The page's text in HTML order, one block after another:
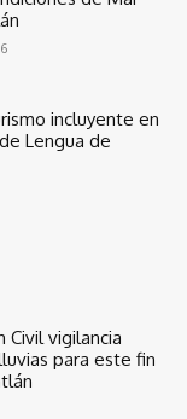
incluyente en
Lengua de
Civil vigilancia
para este fin